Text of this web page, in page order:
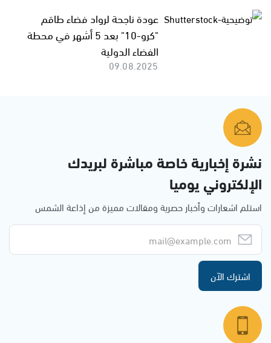
عودة ناجحة لرواد فضاء طاقم
"كرو-10" بعد 5 أشهر في محطة
الفضاء الدولية
09.08.2025
نشرة إخبارية خاصة مباشرة لبريدك
الإلكتروني يوميا
استلم اشعارات وأخبار حصرية ومقالات مميزة من إذاعة الشمس
اشترك الآن